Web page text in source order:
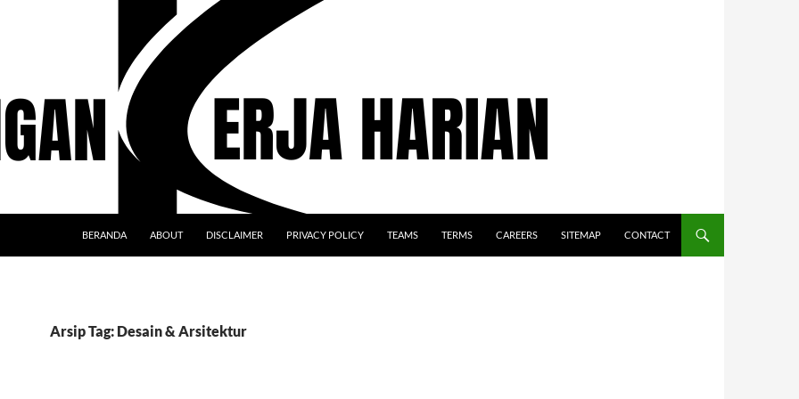
BERANDA ABOUT DISCLAIMER PRIVACY POLICY TEAMS TERMS CAREERS SITEMAP CONTACT
Arsip Tag: Desain & Arsitektur